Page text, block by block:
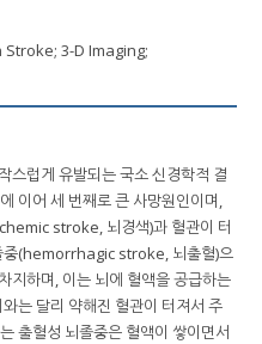
3-D Imaging;
스럽게 유발되는 국소 신경학적 결
이어 세 번째로 큰 사망원인이며,
stroke, 뇌경색)과 혈관이 터
중(hemorrhagic stroke, 뇌출혈)으
지하며, 이는 뇌에 혈액을 공급하는
는 달리 약해진 혈관이 터져서 주
출혈성 뇌졸중은 혈액이 쌓이면서